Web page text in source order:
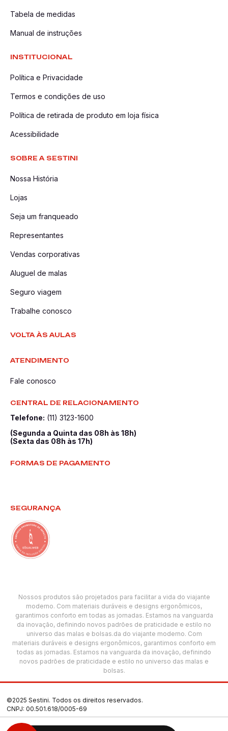
Tabela de medidas
Manual de instruções
INSTITUCIONAL
Política e Privacidade
Termos e condições de uso
Política de retirada de produto em loja física
Acessibilidade
SOBRE A SESTINI
Nossa História
Lojas
Seja um franqueado
Representantes
Vendas corporativas
Aluguel de malas
Seguro viagem
Trabalhe conosco
VOLTA ÀS AULAS
ATENDIMENTO
Fale conosco
CENTRAL DE RELACIONAMENTO
Telefone: (11) 3123-1600
(Segunda a Quinta das 08h às 18h)
(Sexta das 08h às 17h)
FORMAS DE PAGAMENTO
SEGURANÇA
Nossos produtos são projetados para facilitar a vida do viajante
moderno. Com materiais duráveis e designs ergonômicos,
garantimos conforto em todas as jornadas. Estamos na vanguarda
da inovação, definindo novos padrões de praticidade e estilo no
universo das malas e bolsas.da do viajante moderno. Com
materiais duráveis e designs ergonômicos, garantimos conforto em
todas as jornadas. Estamos na vanguarda da inovação, definindo
novos padrões de praticidade e estilo no universo das malas e
bolsas.
©2025 Sestini. Todos os direitos reservados.
CNPJ: 00.501.618/0005-69
Termos de Uso